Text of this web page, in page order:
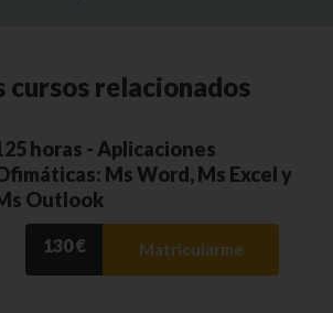
cursos relacionados
horas - Aplicaciones
Ms Word, Ms Excel y
Outlook
130 € Matricularme